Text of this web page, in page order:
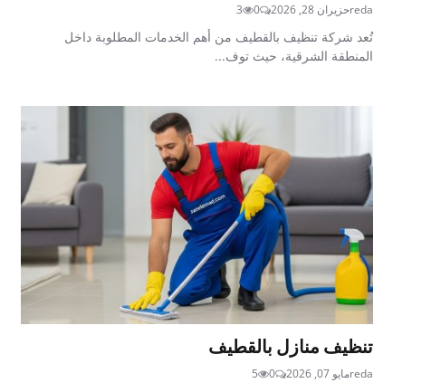
redaحزيران 28, 2026 0
3
تُعد شركة تنظيف بالقطيف من أهم الخدمات المطلوبة داخل
المنطقة الشرقية، حيث توف...
تنظيف منازل بالقطيف
redaمايو 07, 2026 0
5